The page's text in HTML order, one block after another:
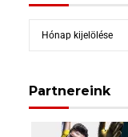
Archívum
Partnereink